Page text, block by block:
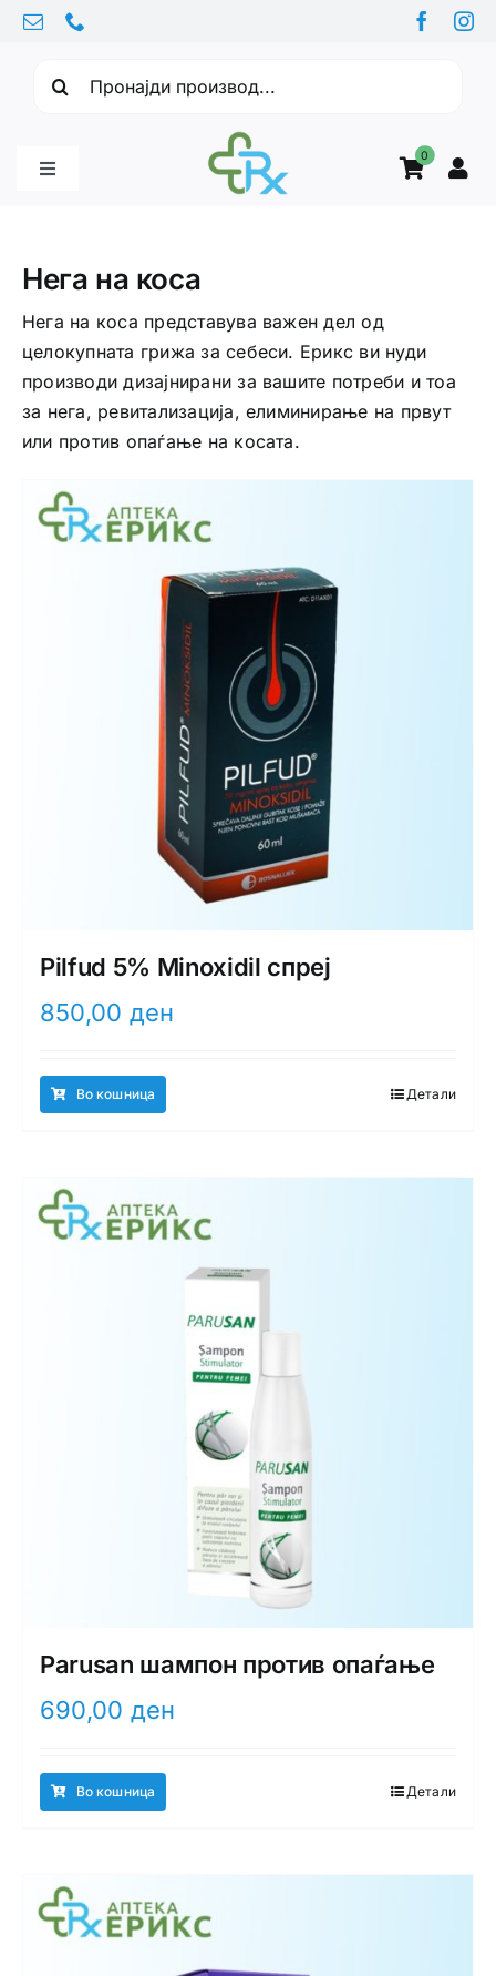
Skip
content
0
Toggle
Витамини
Здравје
Интимно здравје
Медицински апрати
Нега на коса
Нега на коса представува важен дел од
целокупната грижа за себеси. Ерикс ви нуди
производи дизајнирани за вашите потреби и тоа
за нега, ревитализација, елиминирање на првут
или против опаѓање на косата.
Pilfud 5% Minoxidil спреј
850,00 ден
Во кошница Детали
Parusan шампон против опаѓање
690,00 ден
Во кошница Детали